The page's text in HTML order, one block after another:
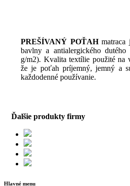
PREŠÍVANÝ POŤAH matraca
bavlny a antialergického dutého
g/m2). Kvalita textílie použité na
že je poťah príjemný, jemný a
každodenné používanie.
Ďalšie produkty firmy
Hlavné menu